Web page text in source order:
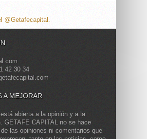
@Getafecapital.
42 30 34
A MEJORAR
abierta a la opinión y a la
GETAFE CAPITAL no se hace
las opiniones ni comentarios que